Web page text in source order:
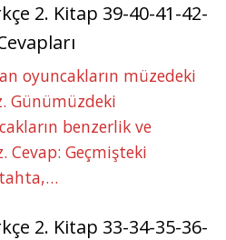
2. Kitap 39-40-41-42-
oyuncakların müzedeki
Günümüzdeki
benzerlik ve
Cevap: Geçmişteki
2. Kitap 33-34-35-36-